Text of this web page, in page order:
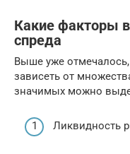
Какие факторы
спреда
Выше уже
зависеть от
значимых можно
Ликвидность